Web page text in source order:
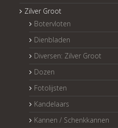
Zilver Groot
Botervloten
Dienbladen
Diversen: Zilver Groot
Dozen
Fotolijsten
Kandelaars
Kannen / Schenkkannen